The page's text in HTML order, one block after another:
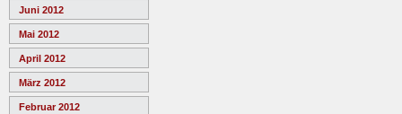
Juni 2012
Mai 2012
April 2012
März 2012
Februar 2012